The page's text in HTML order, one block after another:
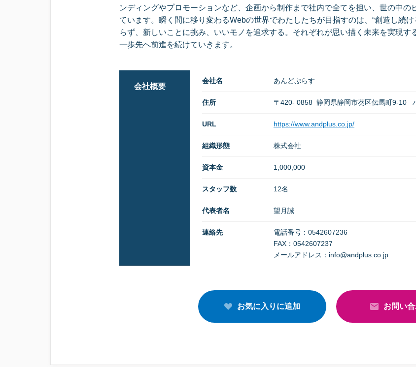
ンディングやプロモーションなど、企画から制作まで社内で全てを担い、世の中の
ています。瞬く間に移り変わるWebの世界でわたしたちが目指すのは、“創造し続
らず、新しいことに挑み、いいモノを追求する。それぞれが思い描く未来を実現す
一歩先へ前進を続けていきます。
会社概要
会社名 あんどぷらす
住所 〒420- 0858 静岡県静岡市葵区伝馬町9-10
URL https://www.andplus.co.jp/
組織形態 株式会社
資本金 1,000,000
スタッフ数 12名
代表者名 望月誠
連絡先
電話番号：0542607236
FAX：0542607237
メールアドレス：info@andplus.co.jp
お気に入りに追加 お問い